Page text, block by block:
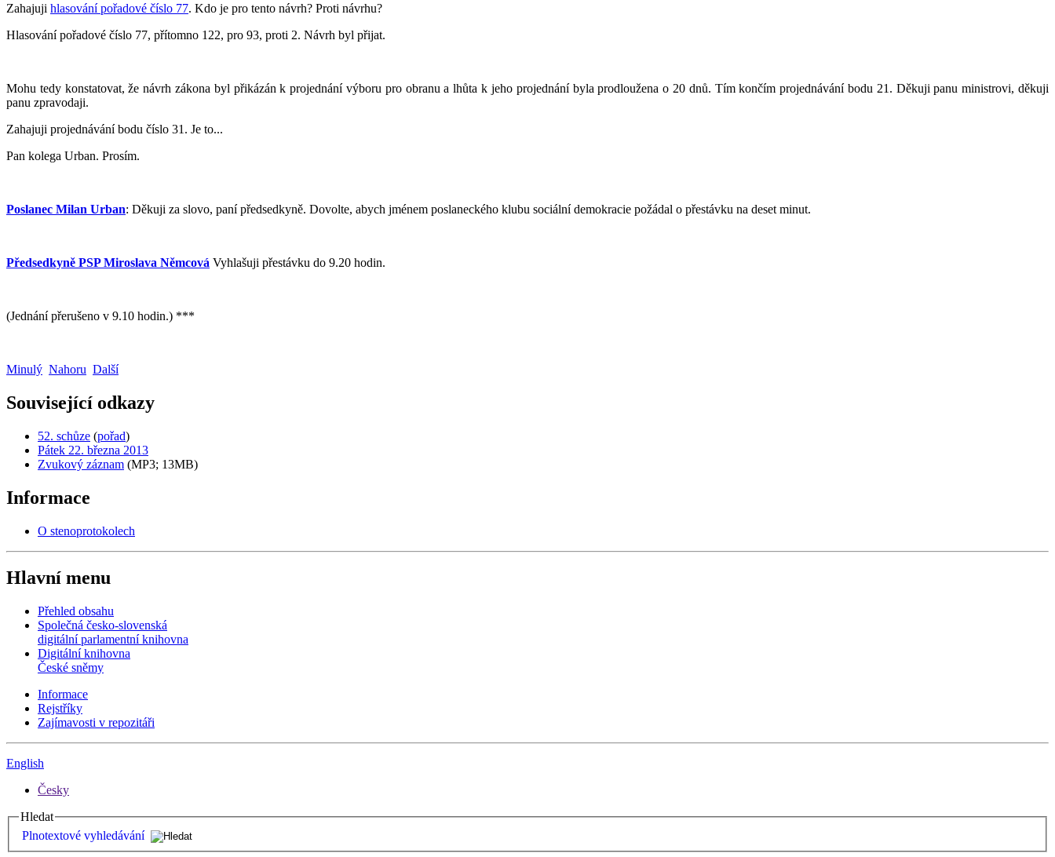
Zahajuji hlasování pořadové číslo 77. Kdo je pro tento návrh? Proti návrhu?
Hlasování pořadové číslo 77, přítomno 122, pro 93, proti 2. Návrh byl přijat.
Mohu tedy konstatovat, že návrh zákona byl přikázán k projednání výboru pro obranu a lhůta k jeho projednání byla prodloužena o 20 dnů. Tím končím projednávání bodu 21. Děkuji panu ministrovi, děkuji
panu zpravodaji.
Zahajuji projednávání bodu číslo 31. Je to...
Pan kolega Urban. Prosím.
Poslanec Milan Urban: Děkuji za slovo, paní předsedkyně. Dovolte, abych jménem poslaneckého klubu sociální demokracie požádal o přestávku na deset minut.
Předsedkyně PSP Miroslava Němcová Vyhlašuji přestávku do 9.20 hodin.
(Jednání přerušeno v 9.10 hodin.) ***
Minulý Nahoru Další
Související odkazy
52. schůze (pořad)
Pátek 22. března 2013
Zvukový záznam (MP3; 13MB)
Informace
O stenoprotokolech
Hlavní menu
Přehled obsahu
Společná česko-slovenská
digitální parlamentní knihovna
Digitální knihovna
České sněmy
Informace
Rejstříky
Zajímavosti v repozitáři
English
Česky
Hledat
Plnotextové vyhledávání